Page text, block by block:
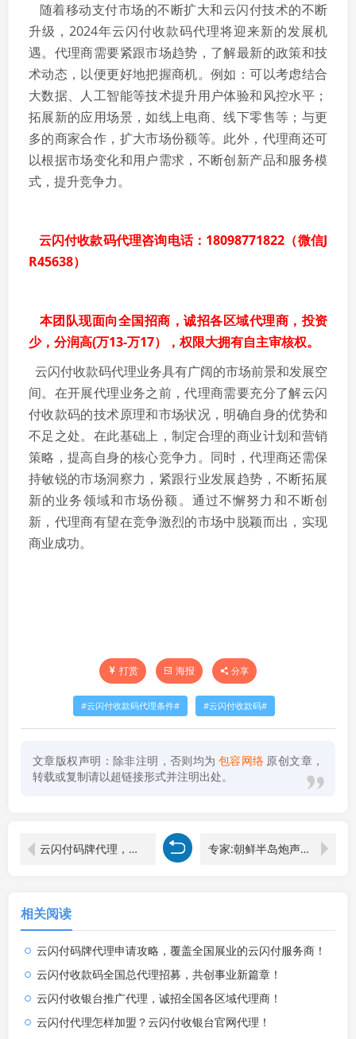
随着移动支付市场的不断扩大和云闪付技术的不断
升级，2024年云闪付收款码代理将迎来新的发展机
遇。代理商需要紧跟市场趋势，了解最新的政策和技
术动态，以便更好地把握商机。例如：可以考虑结合
大数据、人工智能等技术提升用户体验和风控水平；
拓展新的应用场景，如线上电商、线下零售等；与更
多的商家合作，扩大市场份额等。此外，代理商还可
以根据市场变化和用户需求，不断创新产品和服务模
式，提升竞争力。
云闪付收款码代理咨询电话：18098771822（微信J
R45638）
本团队现面向全国招商，诚招各区域代理商，投资
少，分润高(万13-万17），权限大拥有自主审核权。
云闪付收款码代理业务具有广阔的市场前景和发展空
间。在开展代理业务之前，代理商需要充分了解云闪
付收款码的技术原理和市场状况，明确自身的优势和
不足之处。在此基础上，制定合理的商业计划和营销
策略，提高自身的核心竞争力。同时，代理商还需保
持敏锐的市场洞察力，紧跟行业发展趋势，不断拓展
新的业务领域和市场份额。通过不懈努力和不断创
新，代理商有望在竞争激烈的市场中脱颖而出，实现
商业成功。
打赏 海报 分享
云闪付收款码代理条件 云闪付收款码
文章版权声明：除非注明，否则均为 包容网络 原创文章，
转载或复制请以超链接形式并注明出处。
云闪付码牌代理，云闪付聚合码代理全国招募！ 专家:朝鲜半岛炮声轰隆局势很严峻
相关阅读
云闪付码牌代理申请攻略，覆盖全国展业的云闪付服务商！
云闪付收款码全国总代理招募，共创事业新篇章！
云闪付收银台推广代理，诚招全国各区域代理商！
云闪付代理怎样加盟？云闪付收银台官网代理！